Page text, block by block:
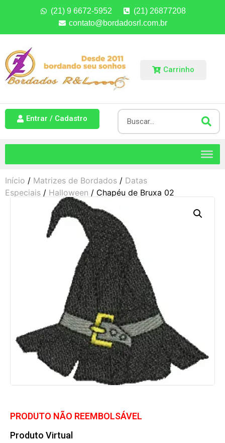
(21) 9 6672-5952
(21) 26877208
contato@bordadosrl.com.br
Carrinho
Entrar / Cadastro
Início / Matrizes de Bordados / Datas
Especiais / Halloween / Chapéu de Bruxa 02
PRODUTO NÃO REEMBOLSÁVEL
Produto Virtual